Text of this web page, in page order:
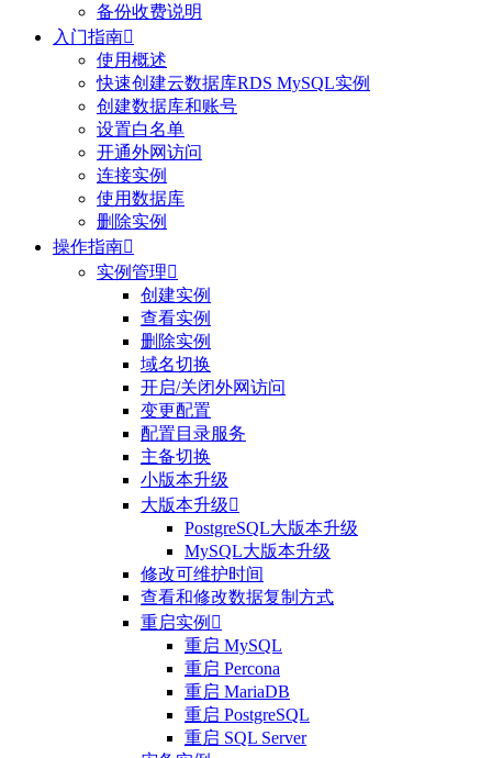
备份收费说明
入门指南
使用概述
快速创建云数据库RDS MySQL实例
创建数据库和账号
设置白名单
开通外网访问
连接实例
使用数据库
删除实例
操作指南
实例管理
创建实例
查看实例
删除实例
域名切换
开启/关闭外网访问
变更配置
配置目录服务
主备切换
小版本升级
大版本升级
PostgreSQL大版本升级
MySQL大版本升级
修改可维护时间
查看和修改数据复制方式
重启实例 
重启 MySQL
重启 Percona
重启 MariaDB
重启 PostgreSQL
重启 SQL Server